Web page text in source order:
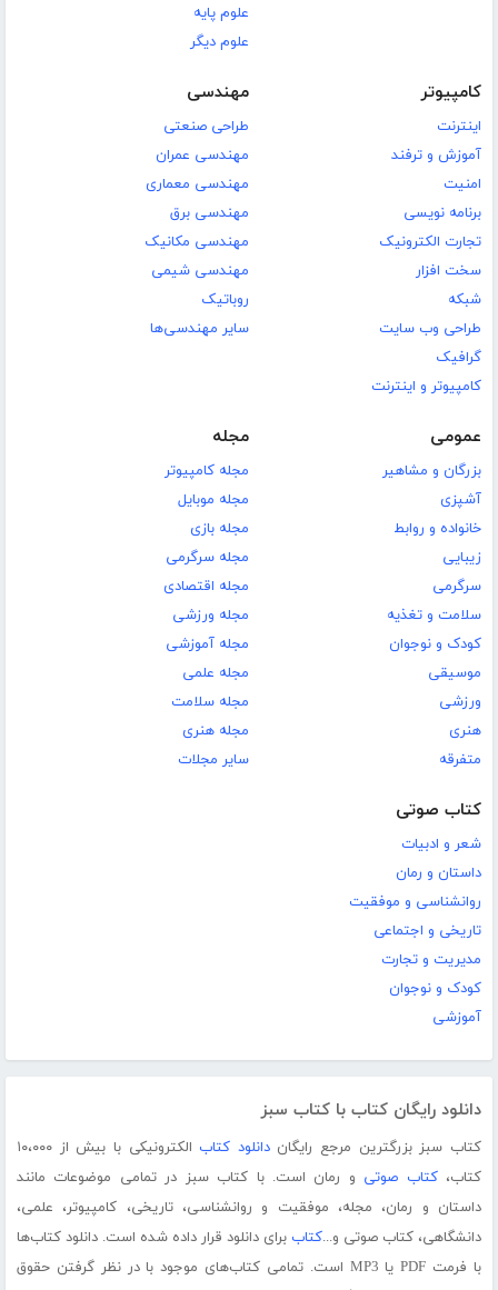
علوم پایه
علوم دیگر
کامپیوتر
اینترنت
آموزش و ترفند
امنیت
برنامه نویسی
تجارت الکترونیک
سخت افزار
شبکه
طراحی وب سایت
گرافیک
کامپیوتر و اینترنت
مهندسی
طراحی صنعتی
مهندسی عمران
مهندسی معماری
مهندسی برق
مهندسی مکانیک
مهندسی شیمی
روباتیک
سایر مهندسی‌ها
عمومی
بزرگان و مشاهیر
آشپزی
خانواده و روابط
زیبایی
سرگرمی
سلامت و تغذیه
کودک و نوجوان
موسیقی
ورزشی
هنری
متفرقه
مجله
مجله کامپیوتر
مجله موبایل
مجله بازی
مجله سرگرمی
مجله اقتصادی
مجله ورزشی
مجله آموزشی
مجله علمی
مجله سلامت
مجله هنری
سایر مجلات
کتاب صوتی
شعر و ادبیات
داستان و رمان
روانشناسی و موفقیت
تاریخی و اجتماعی
مدیریت و تجارت
کودک و نوجوان
آموزشی
دانلود رایگان کتاب با کتاب سبز
کتاب سبز بزرگترین مرجع رایگاندانلود کتاب
الکترونیکی با بیش از ۱۰،۰۰۰
کتاب،کتاب صوتی و رمان است. با کتاب سبز در تمامی موضوعات مانند
داستان و رمان، مجله، موفقیت و روانشناسی، تاریخی، کامپیوتر، علمی،
دانشگاهی، کتاب صوتی و...کتاب برای دانلود قرار داده شده است. دانلود کتاب‌ها
با فرمت PDF یا MP3 است. تمامی کتاب‌های موجود با در نظر گرفتن حقوق